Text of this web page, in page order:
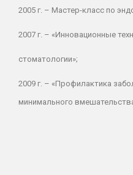
2005 г. – Мастер-класс по
2007 г. – «Инновационные
стоматологии»;
2009 г. – «Профилактика
минимального